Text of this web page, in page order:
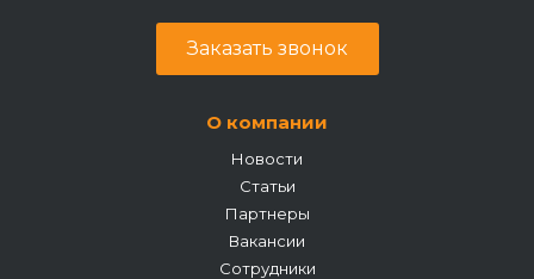
Заказать звонок
О компании
Новости
Статьи
Партнеры
Вакансии
Сотрудники